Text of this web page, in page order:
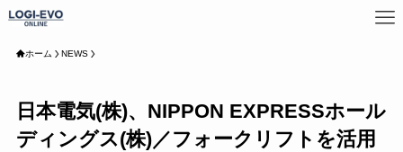
ホーム NEWS
日本電気(株)、NIPPON EXPRESSホール
ディングス(株)／フォークリフトを活用